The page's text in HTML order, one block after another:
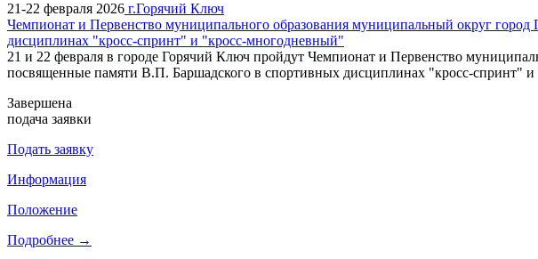
21-22 февраля 2026 г.Горячий Ключ
Чемпионат и Первенство муниципального образования муниципальный округ
дисциплинах "кросс-спринт" и "кросс-многодневный"
21 и 22 февраля в городе Горячий Ключ пройдут Чемпионат и Первенство
посвященные памяти В.П. Баршадского в спортивных дисциплинах "кросс-спринт"
Завершена
подача заявки
Подать заявку
Информация
Положение
Подробнее →